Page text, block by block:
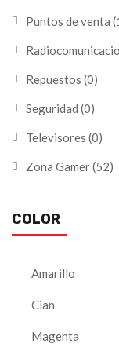
Puntos de venta
Repuestos (0)
Seguridad (0)
Televisores (0)
Zona Gamer(52)
COLOR
Amarillo
Cian
Magenta